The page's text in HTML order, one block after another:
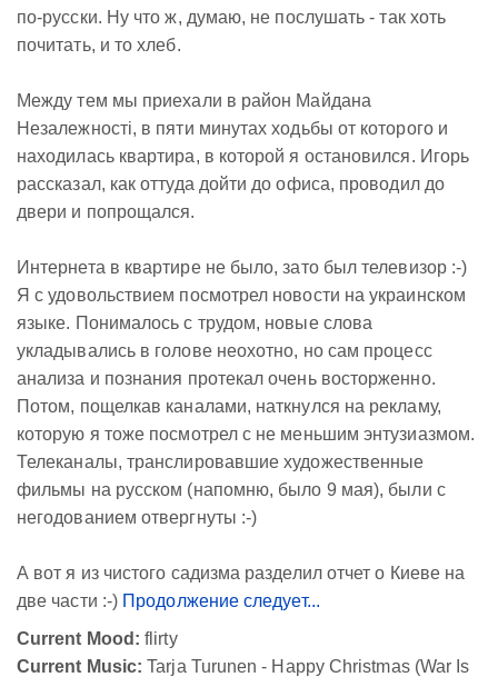
по-русски. Ну что ж, думаю, не послушать - так хоть
почитать, и то хлеб.
Между тем мы приехали в район Майдана
Незалежностi, в пяти минутах ходьбы от которого и
находилась квартира, в которой я остановился. Игорь
рассказал, как оттуда дойти до офиса, проводил до
двери и попрощался.
Интернета в квартире не было, зато был телевизор :-)
Я с удовольствием посмотрел новости на украинском
языке. Понималось с трудом, новые слова
укладывались в голове неохотно, но сам процесс
анализа и познания протекал очень восторженно.
Потом, пощелкав каналами, наткнулся на рекламу,
которую я тоже посмотрел с не меньшим энтузиазмом.
Телеканалы, транслировавшие художественные
фильмы на русском (напомню, было 9 мая), были с
негодованием отвергнуты :-)
А вот я из чистого садизма разделил отчет о Киеве на
две части :-) Продолжение следует...
Current Mood: flirty
Current Music: Tarja Turunen - Happy Christmas (War Is